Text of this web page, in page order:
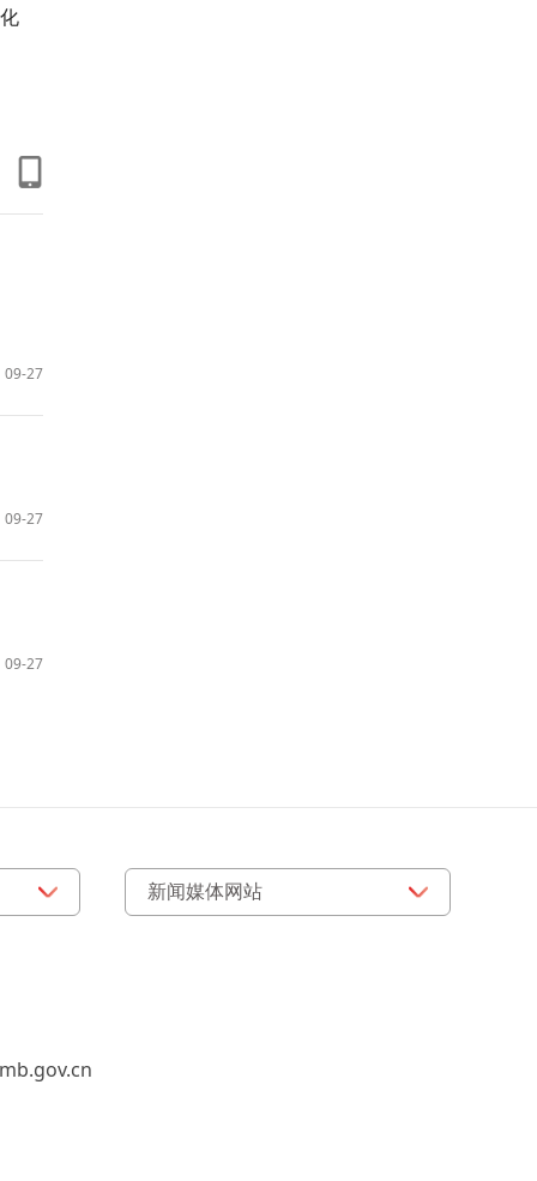
09-27
09-27
09-27